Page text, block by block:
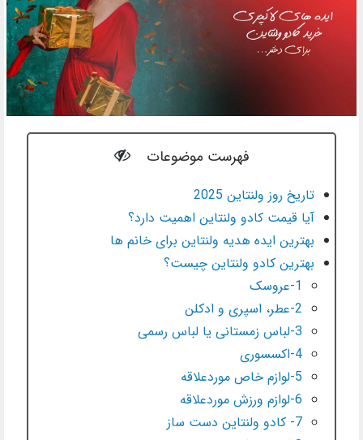
فهرست موضوعات
تاریخ روز ولنتاین 2025
آیا قیمت کادو ولنتاین اهمیت دارد؟
بهترین ایده هدیه ولنتاین برای خانم ها
بهترین کادو ولنتاین چیست؟
1-عروسک
2-عطر، اسپری و ادکلن
3-لباس زمستانی یا لباس رسمی
4-اکسسوری
5-لوازم خاص موردعلاقه
6-لوازم ورزش موردعلاقه
7- کادو ولنتاین دست ساز